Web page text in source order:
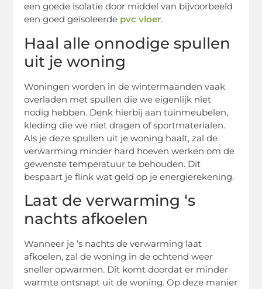
een goede isolatie door middel van bijvoorbeeld
een goed geïsoleerde pvc vloer.
Haal alle onnodige spullen
uit je woning
Woningen worden in de wintermaanden vaak
overladen met spullen die we eigenlijk niet
nodig hebben. Denk hierbij aan tuinmeubelen,
kleding die we niet dragen of sportmaterialen.
Als je deze spullen uit je woning haalt, zal de
verwarming minder hard hoeven werken om de
gewenste temperatuur te behouden. Dit
bespaart je flink wat geld op je energierekening.
Laat de verwarming ‘s
nachts afkoelen
Wanneer je ‘s nachts de verwarming laat
afkoelen, zal de woning in de ochtend weer
sneller opwarmen. Dit komt doordat er minder
warmte ontsnapt uit de woning. Op deze manier